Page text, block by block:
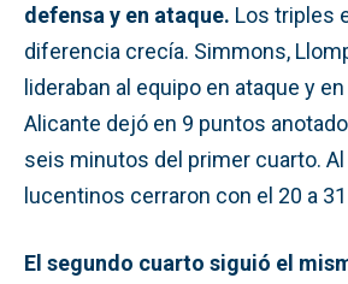
defensa y en ataque. Los triples
diferencia crecía. Simmons,
lideraban al equipo en ataque y
Alicante dejó en 9 puntos
seis minutos del primer cuarto. Al
lucentinos cerraron con el 20 a
El segundo cuarto siguió el